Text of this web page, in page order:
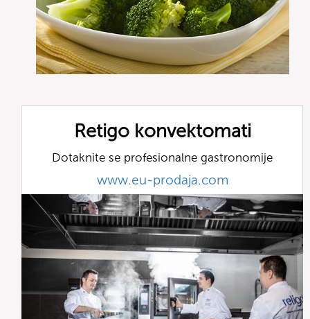
Retigo konvektomati
Dotaknite se profesionalne gastronomije
www.eu-prodaja.com